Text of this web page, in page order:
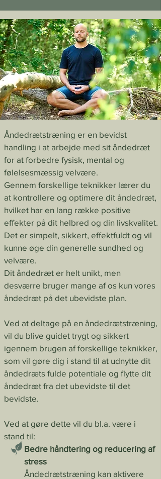
​Åndedrætstræning er en bevidst
handling i at arbejde med sit åndedræt
for at forbedre fysisk, mental og
følelsesmæssig velvære.
Gennem forskellige teknikker lærer du
at kontrollere og optimere dit åndedræt,
hvilket har en lang række positive
effekter på dit helbred og din livskvalitet.
Det er simpelt, sikkert, effektfuldt og vil
kunne øge din generelle sundhed og
velvære.
Dit åndedræt er helt unikt, men
desværre bruger mange af os kun vores
åndedræt på det ubevidste plan.
Ved at deltage på en åndedrætstræning,
vil du blive guidet trygt og sikkert
igennem brugen af forskellige teknikker,
som vil gøre dig i stand til at udnytte dit
åndedræts fulde potentiale og flytte dit
åndedræt fra det ubevidste til det
bevidste.
Ved at gøre dette vil du bl.a. være i
stand til:
Bedre håndtering og reducering af
stress
Åndedrætstræning kan aktivere